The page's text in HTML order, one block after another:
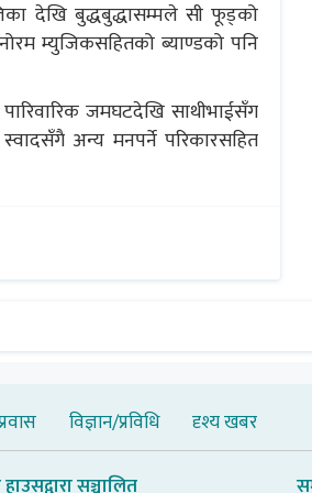
देखि बुद्धबुद्धासम्मले सी फूड्को
म्युजिकसहितको ब्याण्डको पनि
जमघटदेखि साथीभाईसँग
अन्य मनपर्ने परिकारसहित
विज्ञान/प्रविधि दृश्य खबर
सञ्चालित